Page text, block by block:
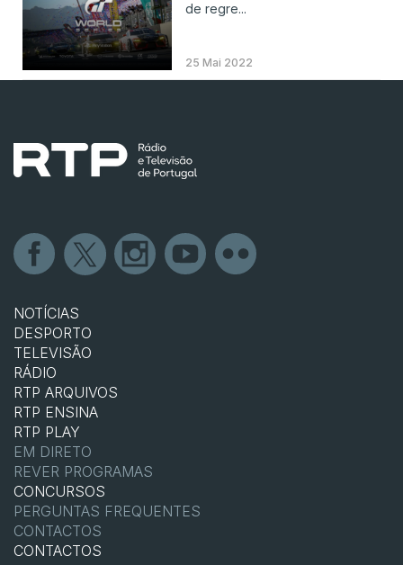
de regre...
25 Mai 2022
NOTÍCIAS
DESPORTO
TELEVISÃO
RÁDIO
RTP ARQUIVOS
RTP ENSINA
RTP PLAY
EM DIRETO
REVER PROGRAMAS
CONCURSOS
PERGUNTAS FREQUENTES
CONTACTOS
CONTACTOS